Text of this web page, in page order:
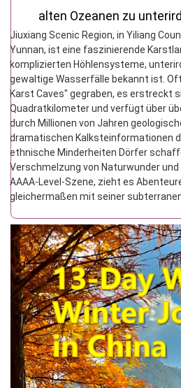
alten Ozeanen zu
Palästen
Jiuxiang Scenic Region, in Yiliang
Yunnan, ist eine faszinierende
komplizierten Höhlensysteme,
gewaltige Wasserfälle bekannt ist.
Karst Caves" gegraben, es erstreckt
Quadratkilometer und verfügt über
durch Millionen von Jahren
dramatischen Kalksteinformationen
ethnische Minderheiten Dörfer
Verschmelzung von Naturwunder
AAAA-Level-Szene, zieht es
gleichermaßen mit seiner